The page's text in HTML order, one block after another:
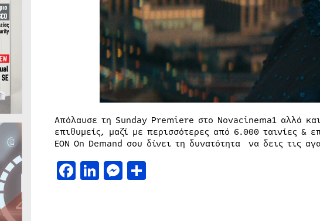
Απόλαυσε τη Sunday Premiere στο Novacinema1 αλλά
επιθυμείς, μαζί με περισσότερες από 6.000 ταινίες &
ΕΟΝ On Demand σου δίνει τη δυνατότητα να δεις τις
Facebook
LinkedIn
Messenger
Μοιραστείτε